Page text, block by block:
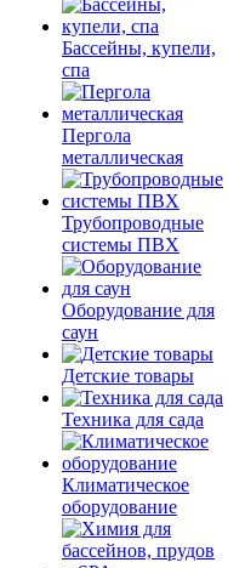
Бассейны, купели,
спа
Пергола
металлическая
Трубопроводные
системы ПВХ
Оборудование для
саун
Детские товары
Техника для сада
Климатическое
оборудование